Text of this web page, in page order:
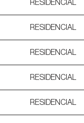
RESIDENCIAL
RESIDENCIAL
RESIDENCIAL
RESIDENCIAL
RESIDENCIAL